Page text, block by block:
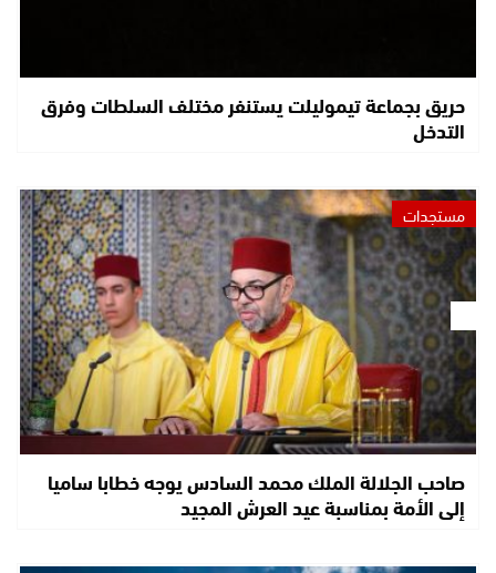
حريق بجماعة تيموليلت يستنفر مختلف السلطات وفرق
التدخل
مستجدات
صاحب الجلالة الملك محمد السادس يوجه خطابا ساميا
إلى الأمة بمناسبة عيد العرش المجيد